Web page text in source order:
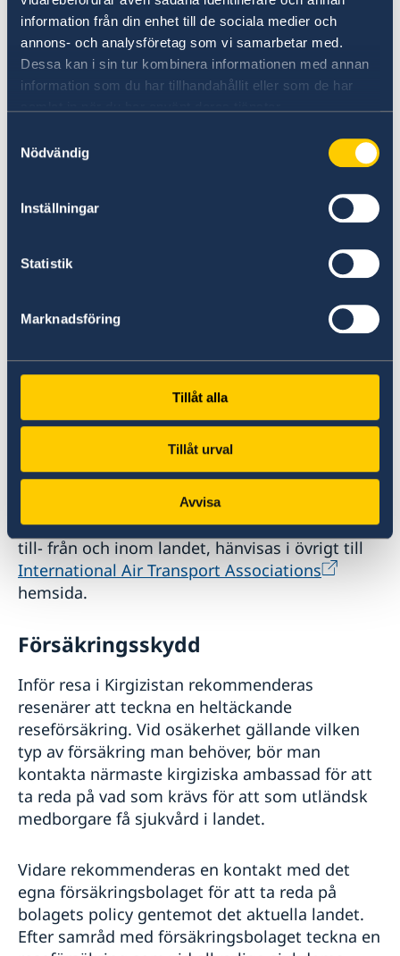
information från din enhet till de sociala medier och
annons- och analysföretag som vi samarbetar med.
Dessa kan i sin tur kombinera informationen med annan
information som du har tillhandahållit eller som de har
Nödvändig
Inställningar
Statistik
Marknadsföring
Tillåt alla
Tillåt urval
Avvisa
registrerade taxibilar.
Elavbrott förekommer återkommande i hela
landet – ibland upp till sex timmar under en
dag.
Trafiksäkerhet
Som fotgängare och som bilist, iaktta stor
försiktighet i trafiken såväl i städer som på
landsorten. Vägarna håller låg kvalitet. Det
gäller också bortre sträckor på vägen mot Kina
större städer.
Under vintertid och på högre höjder finns risk
för att vägar är avstängda på grund av
Från Europa flyger bland annat Lufthansa och
Turkish Airlines regelbundet till Bisjkek. Inget
kirgiziskt bolag har för närvarande tillstånd att
flyga på EU. För information om flygsäkerhet,
till- från och inom landet, hänvisas i övrigt till
International Air Transport Associations
hemsida.
Försäkringsskydd
Inför resa i Kirgizistan rekommenderas
resenärer att teckna en heltäckande
reseförsäkring. Vid osäkerhet gällande vilken
typ av försäkring man behöver, bör man
kontakta närmaste kirgiziska ambassad för att
ta reda på vad som krävs för att som utländsk
medborgare få sjukvård i landet.
Vidare rekommenderas en kontakt med det
egna försäkringsbolaget för att ta reda på
bolagets policy gentemot det aktuella landet.
Efter samråd med försäkringsbolaget teckna en